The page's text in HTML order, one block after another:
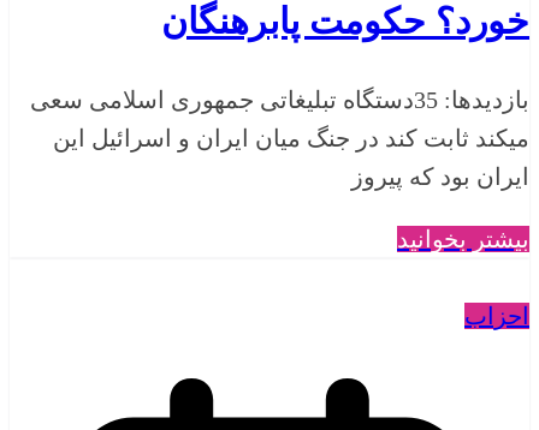
خورد؟ حکومت پابرهنگان
بازدیدها: 35دستگاه تبلیغاتی جمهوری اسلامی سعی
میکند ثابت کند در جنگ میان ایران و اسرائیل این
ایران بود که پیروز
بیشتر بخوانید
احزاب